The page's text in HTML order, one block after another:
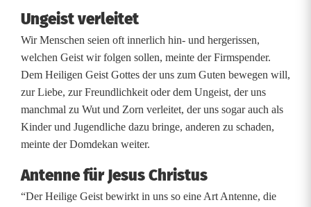
d
t
h
u
r
n
Ungeist verleitet
Wir Menschen seien oft innerlich hin- und hergerissen,
welchen Geist wir folgen sollen, meinte der Firmspender.
Dem Heiligen Geist Gottes der uns zum Guten bewegen will,
zur Liebe, zur Freundlichkeit oder dem Ungeist, der uns
manchmal zu Wut und Zorn verleitet, der uns sogar auch als
Kinder und Jugendliche dazu bringe, anderen zu schaden,
meinte der Domdekan weiter.
Antenne für Jesus Christus
“Der Heilige Geist bewirkt in uns so eine Art Antenne, die